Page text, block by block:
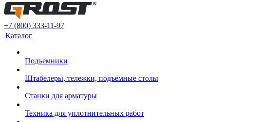
+7 (800) 333-11-97
Каталог
Подъемники
Штабелеры, тележки, подъемные столы
Станки для арматуры
Техника для уплотнительных работ